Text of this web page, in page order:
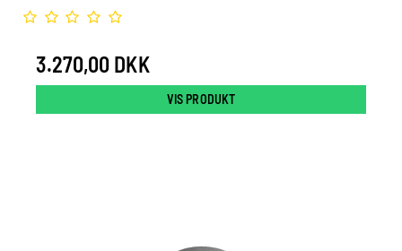
3.270,00 DKK
VIS PRODUKT